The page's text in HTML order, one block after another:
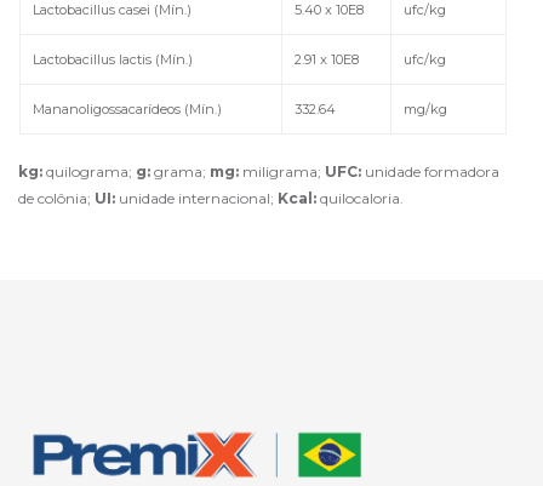
Lactobacillus casei (Mín.) 5.40 x 10E8 ufc/kg
Lactobacillus lactis (Mín.) 2.91 x 10E8 ufc/kg
Mananoligossacarídeos (Mín.) 332.64 mg/kg
kg: quilograma; g: grama; mg: miligrama; UFC: unidade formadora
de colônia; UI: unidade internacional; Kcal: quilocaloria.